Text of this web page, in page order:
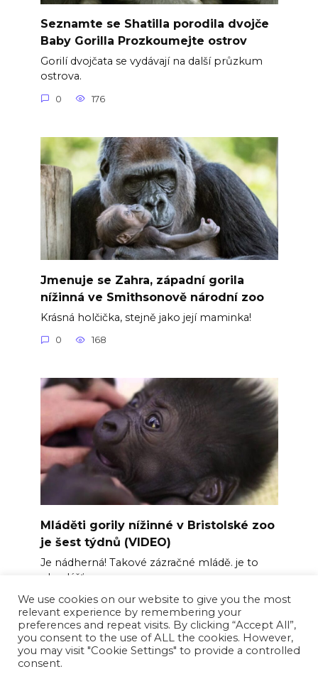
Seznamte se Shatilla porodila dvojče
Baby Gorilla Prozkoumejte ostrov
Gorilí dvojčata se vydávají na další průzkum
ostrova.
0 176
Jmenuje se Zahra, západní gorila
nížinná ve Smithsonově národní zoo
Krásná holčička, stejně jako její maminka!
0 168
Mláděti gorily nížinné v Bristolské zoo
je šest týdnů (VIDEO)
Je nádherná! Takové zázračné mládě. je to
obzvlášť
0 157
We use cookies on our website to give you the most
relevant experience by remembering your
preferences and repeat visits. By clicking “Accept All”,
you consent to the use of ALL the cookies. However,
you may visit "Cookie Settings" to provide a controlled
consent.